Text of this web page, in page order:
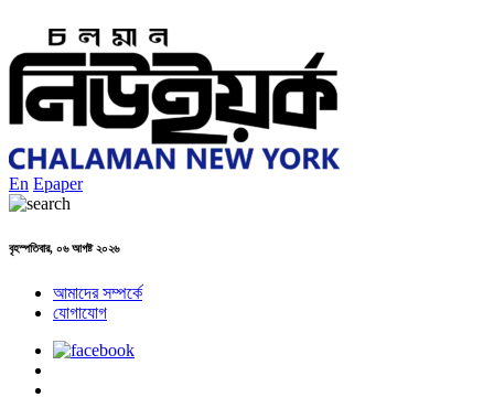
En Epaper
বৃহস্পতিবার, ০৬ আগষ্ট ২০২৬
আমাদের সম্পর্কে
যোগাযোগ